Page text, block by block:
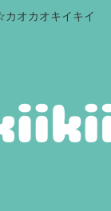
オカオキイキイ